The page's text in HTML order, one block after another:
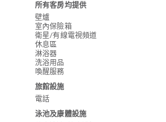
所有客房均提供
壁爐
室內保險箱
衛星/有線電視頻道
休息區
淋浴器
洗浴用品
喚醒服務
旅館設施
電話
泳池及康體設施